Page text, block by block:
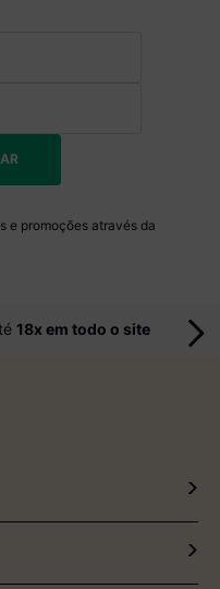
e promoções através da
18x em todo o site